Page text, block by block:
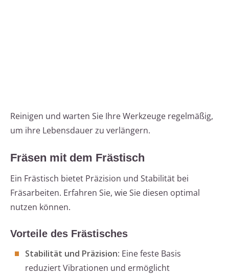
Reinigen und warten Sie Ihre Werkzeuge regelmäßig,
um ihre Lebensdauer zu verlängern.
Fräsen mit dem Frästisch
Ein Frästisch bietet Präzision und Stabilität bei
Fräsarbeiten. Erfahren Sie, wie Sie diesen optimal
nutzen können.
Vorteile des Frästisches
Stabilität und Präzision: Eine feste Basis
reduziert Vibrationen und ermöglicht